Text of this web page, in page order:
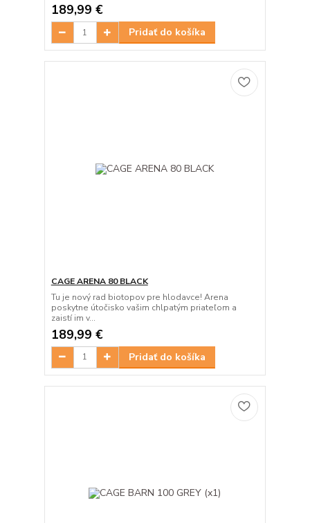
189,99 €
Pridať do košíka
CAGE ARENA 80 BLACK
Tu je nový rad biotopov pre hlodavce! Arena
poskytne útočisko vašim chlpatým priateľom a
zaistí im v...
189,99 €
Pridať do košíka